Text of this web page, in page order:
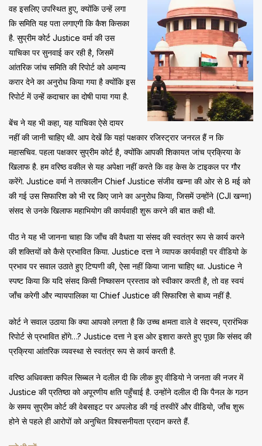
वह इसलिए उपस्थित हुए, क्योंकि उन्हें लगा
कि समिति यह पता लगाएगी कि कैश किसका
है. सुप्रीम कोर्ट Justice वर्मा की उस
याचिका पर सुनवाई कर रही है, जिसमें
आंतरिक जांच समिति की रिपोर्ट को अमान्य
करार देने का अनुरोध किया गया है क्योंकि इस
रिपोर्ट में उन्हें कदाचार का दोषी पाया गया है.
बेंच ने यह भी कहा, यह याचिका ऐसे दायर
नहीं की जानी चाहिए थी. आप देखें कि यहां पक्षकार रजिस्ट्रार जनरल हैं न कि
महासचिव. पहला पक्षकार सुप्रीम कोर्ट है, क्योंकि आपकी शिकायत जांच प्रक्रिया के
खिलाफ है. हम वरिष्ठ वकील से यह अपेक्षा नहीं करते कि वह केस के टाइकल पर गौर
करेंगे. Justice वर्मा ने तत्कालीन Chief Justice संजीव खन्ना की ओर से 8 मई को
की गई उस सिफारिश को भी रद्द किए जाने का अनुरोध किया, जिसमें उन्होंने (CJI खन्ना)
संसद से उनके खिलाफ महाभियोग की कार्यवाही शुरू करने की बात कही थी.
पीठ ने यह भी जानना चाहा कि जाँच की वैधता या संसद की स्वतंत्र रूप से कार्य करने
की शक्तियों को कैसे प्रभावित किया. Justice दत्ता ने व्यापक कार्यवाही पर वीडियो के
प्रभाव पर सवाल उठाते हुए टिप्पणी की, ऐसा नहीं किया जाना चाहिए था. Justice ने
स्पष्ट किया कि यदि संसद किसी निष्कासन प्रस्ताव को स्वीकार करती है, तो वह स्वयं
जाँच करेगी और न्यायपालिका या Chief Justice की सिफारिश से बाध्य नहीं है.
कोर्ट ने सवाल उठाया कि क्या आपको लगता है कि उच्च क्षमता वाले वे सदस्य, प्रारंभिक
रिपोर्ट से प्रभावित होंगे…? Justice दत्ता ने इस ओर इशारा करते हुए पूछा कि संसद की
प्रक्रिया आंतरिक व्यवस्था से स्वतंत्र रूप से कार्य करती है.
वरिष्ठ अधिवक्ता कपिल सिब्बल ने दलील दी कि लीक हुए वीडियो ने जनता की नजर में
Justice की प्रतिष्ठा को अपूरणीय क्षति पहुँचाई है. उन्होंने दलील दी कि पैनल के गठन
के समय सुप्रीम कोर्ट की वेबसाइट पर अपलोड की गई तस्वीरें और वीडियो, जाँच शुरू
होने से पहले ही आरोपों को अनुचित विश्वसनीयता प्रदान करते हैं.